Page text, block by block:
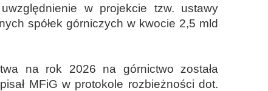
w projekcie tzw. ustawy
spółek górniczych w kwocie 2,5 mld
na rok 2026 na górnictwo została
MFiG w protokole rozbieżności dot.